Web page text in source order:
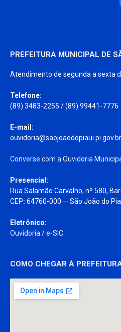
PREFEITURA MUNICIPAL DE
Atendimento de segunda a sexta
Telefone:
(89) 3483-2255 / (89) 99441-7776
E-mail:
ouvidoria@saojoaodopiaui.pi.gov.br
Converse com a Ouvidoria
Presencial:
Rua Salamão Carvalho, nº 580,
CEP: 64760-000 — São João do
Eletrônico:
Ouvidoria/e-SIC
COMO CHEGAR À